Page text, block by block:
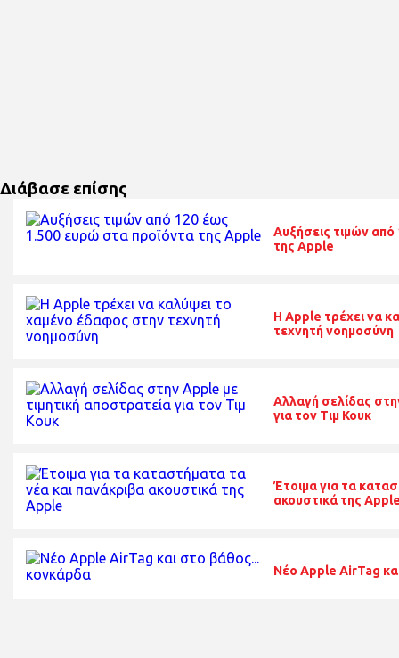
Διάβασε επίσης
Αυξήσεις τιμών
της Apple
Η Apple τρέχει να
τεχνητή νοημοσύνη
Αλλαγή σελίδας
για τον Τιμ Κουκ
Έτοιμα για τα
ακουστικά της
Νέο Apple AirTag